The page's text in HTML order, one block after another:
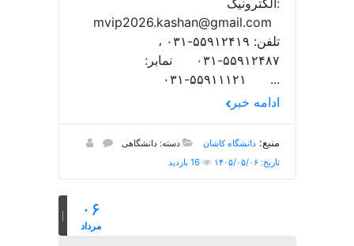
الکترونیک:
mvip2026.kashan@gmail.com
تلفن: ۵۵۹۱۲۴۱۹-۰۳۱ ،
۵۵۹۱۲۴۸۷-۰۳۱ نمابر:
۵۵۹۱۱۱۲۱-۰۳۱ ...
ادامه خبر
منبع:دانشگاه کاشان
دسته: دانشگاهی
تاریخ: ۱۴۰۵/۰۵/۰۶
16 بازدید
۰۶
مرداد